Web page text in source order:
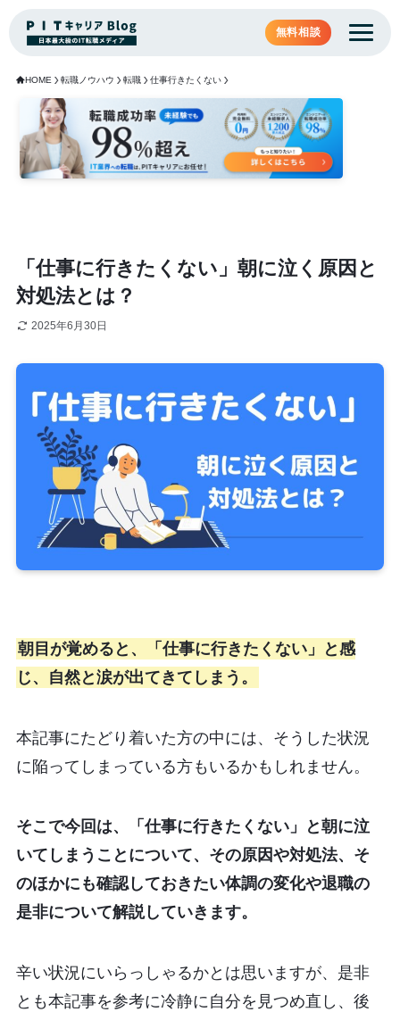
無料相談
HOME 転職ノウハウ 転職 仕事行きたくない
「仕事に行きたくない」朝に泣く原因と
対処法とは？
2025年6月30日
朝目が覚めると、「仕事に行きたくない」と感
じ、自然と涙が出てきてしまう。
本記事にたどり着いた方の中には、そうした状況
に陥ってしまっている方もいるかもしれません。
そこで今回は、「仕事に行きたくない」と朝に泣
いてしまうことについて、その原因や対処法、そ
のほかにも確認しておきたい体調の変化や退職の
是非について解説していきます。
辛い状況にいらっしゃるかとは思いますが、是非
とも本記事を参考に冷静に自分を見つめ直し、後